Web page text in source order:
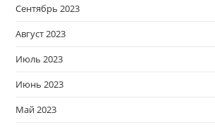
Сентябрь 2023
Август 2023
Июль 2023
Июнь 2023
Май 2023